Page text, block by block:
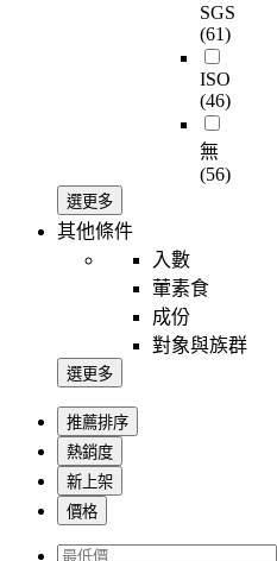
SGS
(61)
ISO
(46)
無
(56)
選更多
其他條件
入數
葷素食
成份
對象與族群
選更多
推薦排序
熱銷度
新上架
價格